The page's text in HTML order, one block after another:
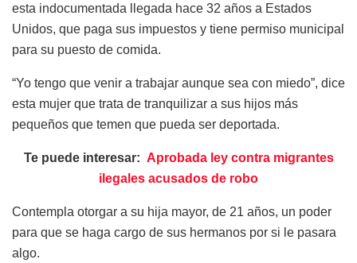
esta indocumentada llegada hace 32 años a Estados
Unidos, que paga sus impuestos y tiene permiso municipal
para su puesto de comida.
“Yo tengo que venir a trabajar aunque sea con miedo”, dice
esta mujer que trata de tranquilizar a sus hijos más
pequeños que temen que pueda ser deportada.
Te puede interesar: Aprobada ley contra migrantes
ilegales acusados de robo
Contempla otorgar a su hija mayor, de 21 años, un poder
para que se haga cargo de sus hermanos por si le pasara
algo.